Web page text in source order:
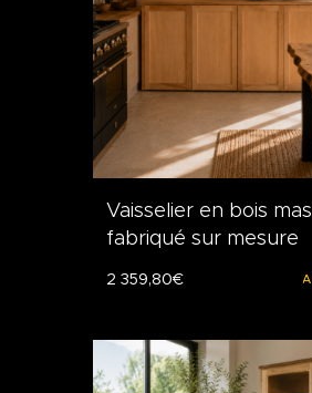
Vaisselier en bois
fabriqué sur mesure
2 359,80€